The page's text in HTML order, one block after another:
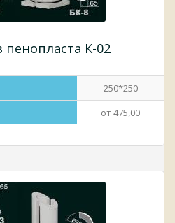
К-02
250*250
от 475,00